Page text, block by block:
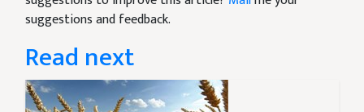
suggestions and feedback.
Read next